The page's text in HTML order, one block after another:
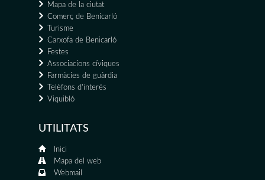
Mapa de la ciutat
Comerç de Benicarló
Turisme
Carxofa de Benicarló
Festes
Associacions cíviques
Farmàcies de guàrdia
Telèfons d'interés
Viquibló
UTILITATS
Inici
Mapa del web
Webmail